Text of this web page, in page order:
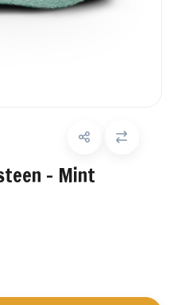
- Mint